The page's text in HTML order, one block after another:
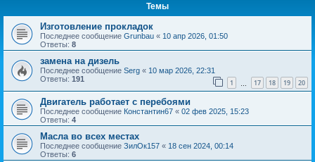
Темы
Изготовление прокладок
Последнее сообщение Grunbau « 10 апр 2026, 01:50
Ответы: 8
замена на дизель
Последнее сообщение Serg « 10 мар 2026, 22:31
Ответы: 191 1 17 18 19 20
Двигатель работает с перебоями
Последнее сообщение Константин67 « 02 фев 2025, 15:23
Ответы: 4
Масла во всех местах
Последнее сообщение ЗилОк157 « 18 сен 2024, 00:14
Ответы: 6